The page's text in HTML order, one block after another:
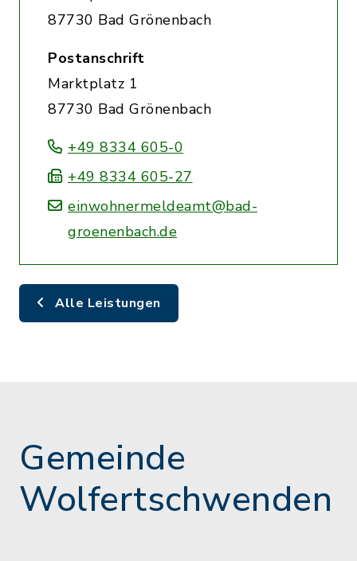
87730 Bad Grönenbach
Postanschrift
Marktplatz 1
87730 Bad Grönenbach
+49 8334 605-0
+49 8334 605-27
einwohnermeldeamt@bad-
groenenbach.de
Alle Leistungen
Gemeinde
Wolfertschwenden